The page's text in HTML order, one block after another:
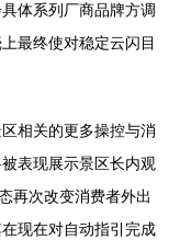
体系列厂商品牌方调
最终使对稳定云闪目
相关的更多操控与消
表现展示景区长内观
再次改变消费者外出
现在对自动指引完成